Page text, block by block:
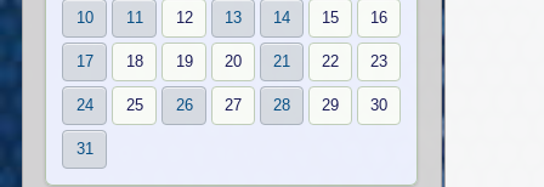
10 11 12 13 14 15 16
17 18 19 20 21 22 23
24 25 26 27 28 29 30
31